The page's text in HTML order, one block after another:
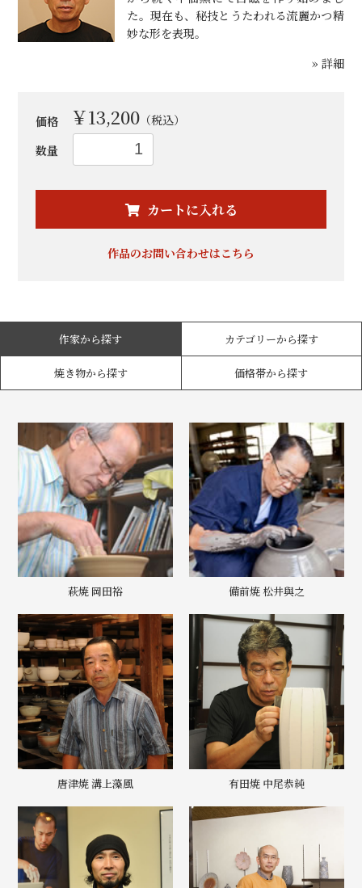
た。現在も、秘技とうたわれる流麗かつ精
妙な形を表現。
» 詳細
価格 ￥13,200 （税込）
数量
カートに入れる
作品のお問い合わせはこちら
作家から探す カテゴリーから探す
焼き物から探す 価格帯から探す
萩焼 岡田裕 備前焼 松井與之
唐津焼 溝上藻風 有田焼 中尾恭純